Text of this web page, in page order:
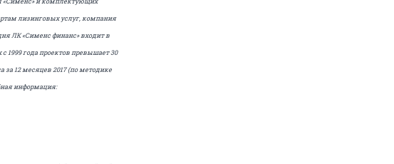
лизинговых услуг, компания
ЛК «Сименс финанс» входит в
1999 года проектов превышает 30
за 12 месяцев 2017 (по методике
информация: